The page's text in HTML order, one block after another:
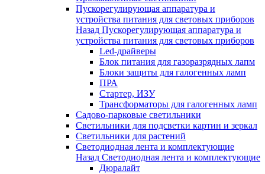
Пускорегулирующая аппаратура и
устройства питания для световых приборов
Назад Пускорегулирующая аппаратура и
устройства питания для световых приборов
Led-драйверы
Блок питания для газоразрядных лапм
Блоки защиты для галогенных ламп
ПРА
Стартер, ИЗУ
Трансформаторы для галогенных ламп
Садово-парковые светильники
Светильники для подсветки картин и зеркал
Светильники для растений
Светодиодная лента и комплектующие
Назад Светодиодная лента и комплектующие
Дюралайт